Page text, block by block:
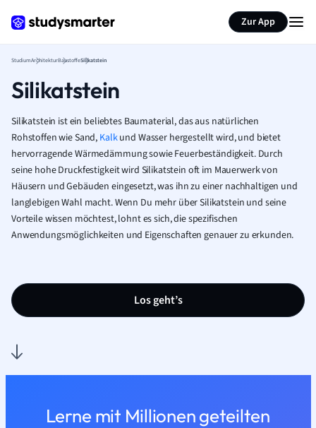
Zur App
StudiumArchitekturBaustoffeSilikatstein
Silikatstein
Silikatstein ist ein beliebtes Baumaterial, das aus natürlichen
Rohstoffen wie Sand, Kalkund Wasser hergestellt wird, und bietet
hervorragende Wärmedämmung sowie Feuerbeständigkeit. Durch
seine hohe Druckfestigkeit wird Silikatstein oft im Mauerwerk von
Häusern und Gebäuden eingesetzt, was ihn zu einer nachhaltigen und
langlebigen Wahl macht. Wenn Du mehr über Silikatstein und seine
Vorteile wissen möchtest, lohnt es sich, die spezifischen
Anwendungsmöglichkeiten und Eigenschaften genauer zu erkunden.
Los geht’s
Lerne mit Millionen geteilten